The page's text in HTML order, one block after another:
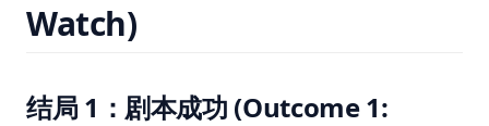
Watch)
结局 1：剧本成功 (Outcome 1: